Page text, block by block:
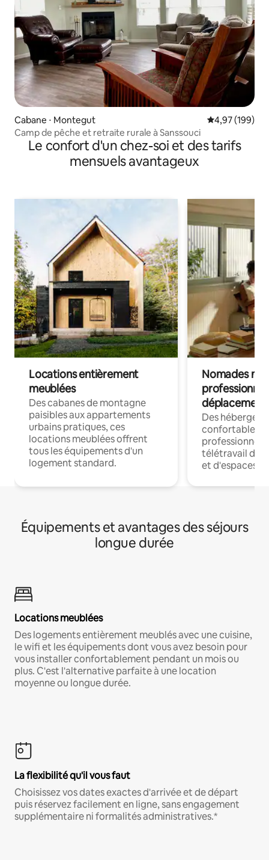
Cabane ⋅ Montegut Évaluation
4,97 (199)
Camp de pêche et retraite rurale à Sanssouci
Le confort d'un chez-soi et des tarifs
mensuels avantageux
Locations entièrement
meublées
Des cabanes de montagne
paisibles aux appartements
urbains pratiques, ces
locations meublées offrent
tous les équipements d'un
logement standard.
Nomades
déplacement
Des
confortables
professionnels
télétravail
et d'espaces
Équipements et avantages des séjours
longue durée
Locations meublées
Des logements entièrement meublés avec une cuisine,
le wifi et les équipements dont vous avez besoin pour
vous installer confortablement pendant un mois ou
plus. C'est l'alternative parfaite à une location
moyenne ou longue durée.
La flexibilité qu'il vous faut
Choisissez vos dates exactes d'arrivée et de départ
puis réservez facilement en ligne, sans engagement
supplémentaire ni formalités administratives.*